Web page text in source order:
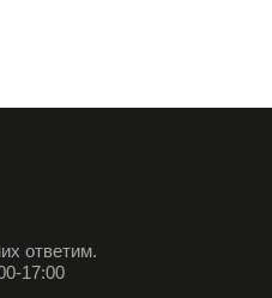
ответим.
17:00